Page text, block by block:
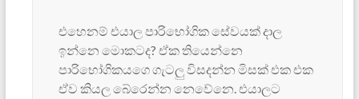
එහෙනම් එයාල පාරිභෝගික සේවයක් දාල
ඉන්නෙ මොකටද? ඒක තියෙන්නෙ
පාරිභෝගිකයගෙ ගැටලු විසදන්න මිසක් එක එක
ඒව කියල බේරෙන්න නෙවේනෙ. එයාලට